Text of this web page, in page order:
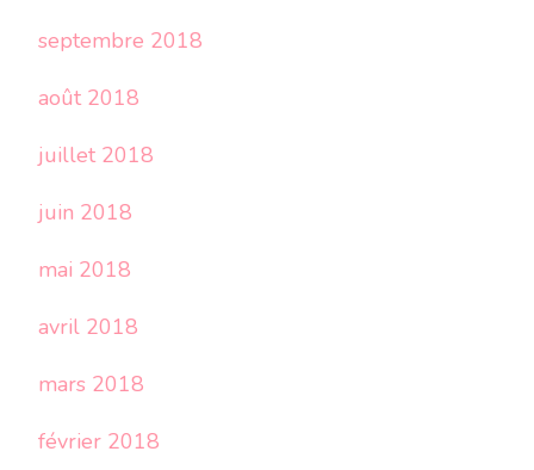
septembre 2018
août 2018
juillet 2018
juin 2018
mai 2018
avril 2018
mars 2018
février 2018